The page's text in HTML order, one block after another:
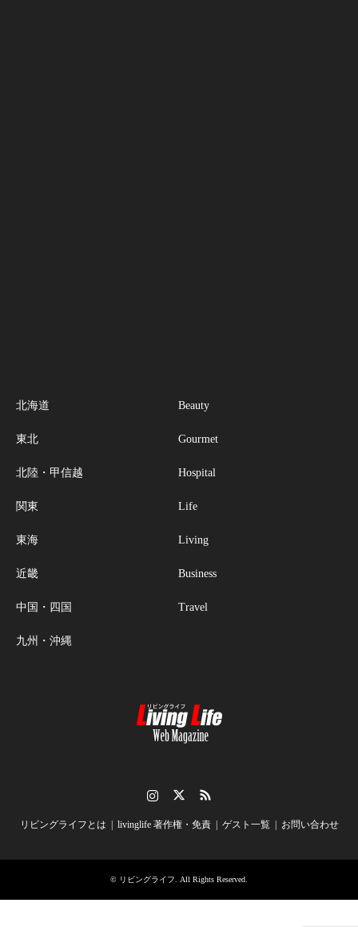
北海道
東北
北陸・甲信越
関東
東海
近畿
中国・四国
九州・沖縄
Beauty
Gourmet
Hospital
Life
Living
Business
Travel
リビングライフとは livinglife 著作権・免責 ゲスト一覧 お問い合わせ
© リビングライフ . All Rights Reserved.